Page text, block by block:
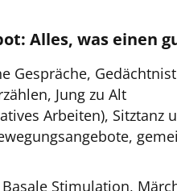
Alles, was einen
Gespräche,
Jung zu Alt
Arbeiten), Sitztanz
Stimulation,